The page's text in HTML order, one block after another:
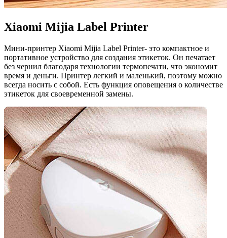
Xiaomi Mijia Label Printer
Мини-принтер Xiaomi Mijia Label Printer- это компактное и
портативное устройство для создания этикеток. Он печатает
без чернил благодаря технологии термопечати, что экономит
время и деньги. Принтер легкий и маленький, поэтому можно
всегда носить с собой. Есть функция оповещения о количестве
этикеток для своевременной замены.